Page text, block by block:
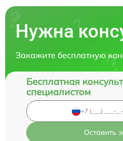
Нужна
Закажите бесплатную
Бесплатная
специалистом
Оставить